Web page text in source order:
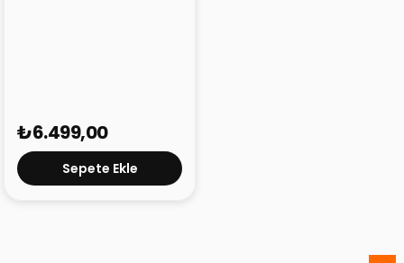
₺6.499,00
Sepete Ekle